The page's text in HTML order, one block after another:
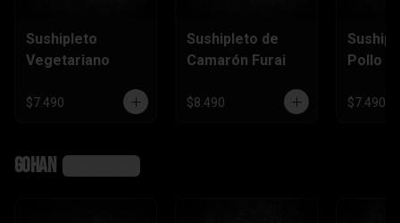
Sushipleto
Vegetariano
$7.490
Sushipleto de
Camarón Furai
$8.490
Pollo
$7.490
Gohan